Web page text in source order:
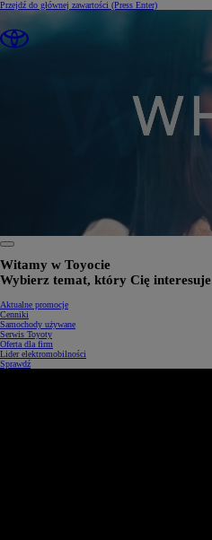
Przejdź do głównej zawartości (Press Enter)
Witamy w Toyocie
Wybierz temat, który Cię interesuje
Aktualne promocje
Cenniki
Samochody używane
Serwis Toyoty
Oferta dla firm
Lider elektromobilności
Sprawdź